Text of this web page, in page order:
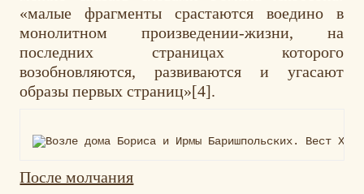
«малые фрагменты срастаются воедино в
монолитном произведении-жизни, на
последних страницах которого
возобновляются, развиваются и угасают
образы первых страниц»[4].
После молчания